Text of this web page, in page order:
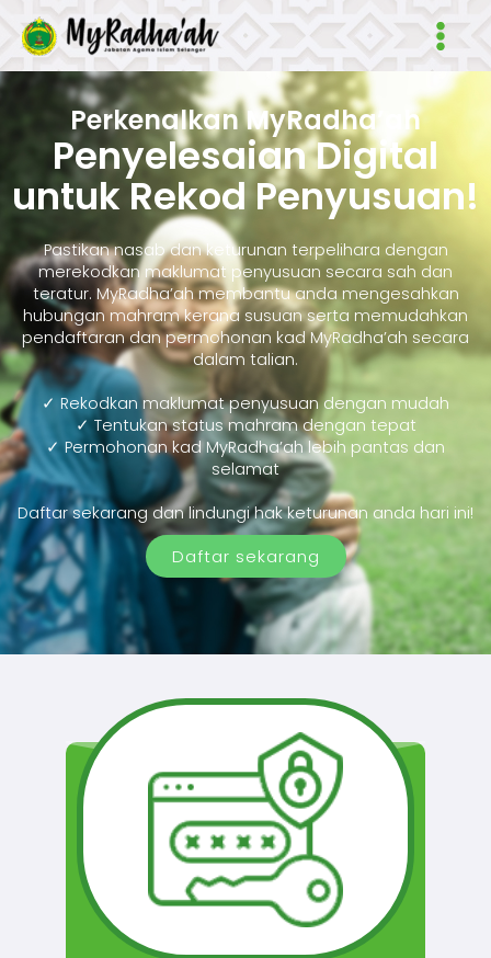
Main
Perkenalkan MyRadha’ah
Penyelesaian Digital
untuk Rekod Penyusuan!
Pastikan nasab dan keturunan terpelihara dengan
merekodkan maklumat penyusuan secara sah dan
teratur. MyRadha’ah membantu anda mengesahkan
hubungan mahram kerana susuan serta memudahkan
pendaftaran dan permohonan kad MyRadha’ah secara
dalam talian.
✓ Rekodkan maklumat penyusuan dengan mudah
✓ Tentukan status mahram dengan tepat
✓ Permohonan kad MyRadha’ah lebih pantas dan
selamat
Daftar sekarang dan lindungi hak keturunan anda hari ini!
Daftar sekarang